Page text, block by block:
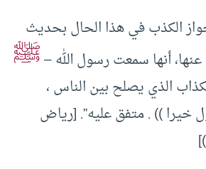
الكذب في هذا الحال بحديث
أنها سمعت رسول الله –ﷺ
الذي يصلح بين الناس ،
خيرا )) . متفق عليه”. [رياض